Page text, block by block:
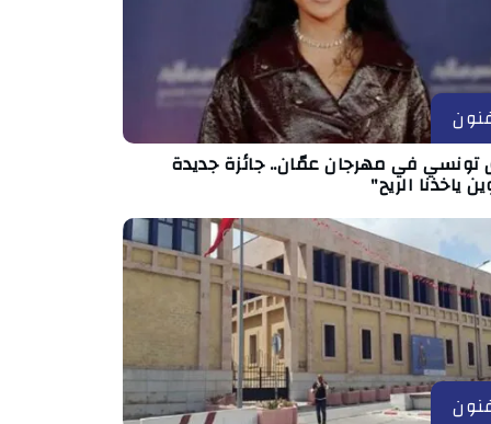
تونسي في مهرجان عمّان.. جائزة جديدة
ياخذنا الريح"